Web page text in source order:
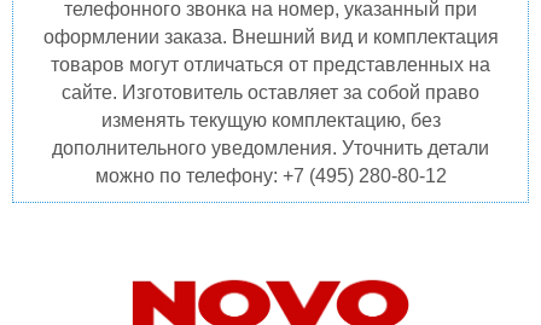
телефонного звонка на номер, указанный при
оформлении заказа. Внешний вид и комплектация
товаров могут отличаться от представленных на
сайте. Изготовитель оставляет за собой право
изменять текущую комплектацию, без
дополнительного уведомления. Уточнить детали
можно по телефону: +7 (495) 280-80-12